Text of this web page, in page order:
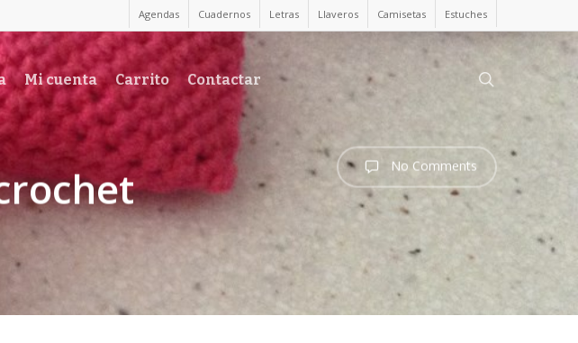
Agendas Cuadernos Letras Llaveros Camisetas Estuches
Mi cuenta Carrito Contactar search
No Comments